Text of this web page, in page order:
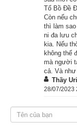
người chết nên đi
– Đem con dê này
mua 5 đồng tiền
Mấy người học trò
trước của mình,
Tổ Bồ Đề
Còn nếu
thì làm
ni đa lưu
kia. Nếu
không thể
mà người
cả. Và
Thầy Uri
28/07/2023